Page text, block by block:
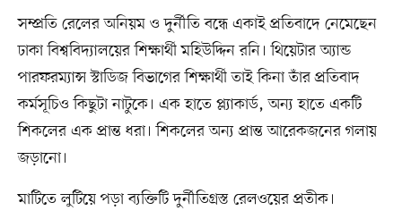
সম্প্রতি রেলের অনিয়ম ও দুর্নীতি বন্ধে একাই প্রতিবাদে নেমেছেন
ঢাকা বিশ্ববিদ্যালয়ের শিক্ষার্থী মহিউদ্দিন রনি। থিয়েটার অ্যান্ড
পারফরম্যান্স স্টাডিজ বিভাগের শিক্ষার্থী তাই কিনা তাঁর প্রতিবাদ
কর্মসূচিও কিছুটা নাটুকে। এক হাতে প্ল্যাকার্ড, অন্য হাতে একটি
শিকলের এক প্রান্ত ধরা। শিকলের অন্য প্রান্ত আরেকজনের গলায়
জড়ানো।
মাটিতে লুটিয়ে পড়া ব্যক্তিটি দুর্নীতিগ্রস্ত রেলওয়ের প্রতীক।